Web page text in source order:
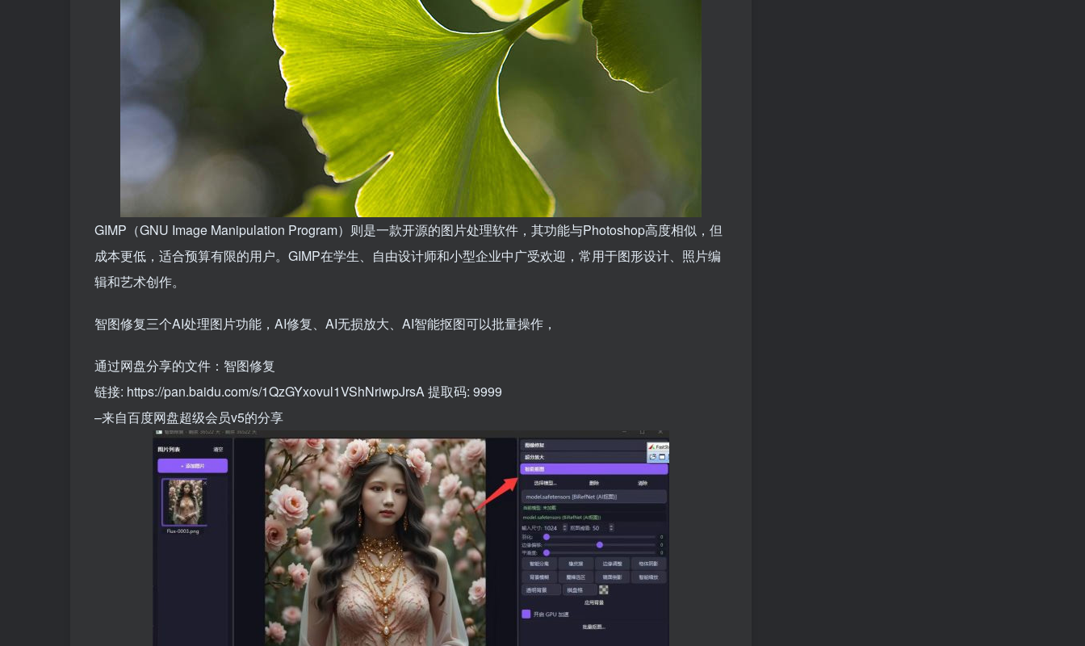
GIMP（GNU Image Manipulation Program）则是一款开源的图片处理软件，其功能与Photoshop高度相似，但
成本更低，适合预算有限的用户。GIMP在学生、自由设计师和小型企业中广受欢迎，常用于图形设计、照片编
辑和艺术创作。
智图修复三个AI处理图片功能，AI修复、AI无损放大、AI智能抠图可以批量操作，
通过网盘分享的文件：智图修复
链接: https://pan.baidu.com/s/1QzGYxovul1VShNriwpJrsA 提取码: 9999
–来自百度网盘超级会员v5的分享